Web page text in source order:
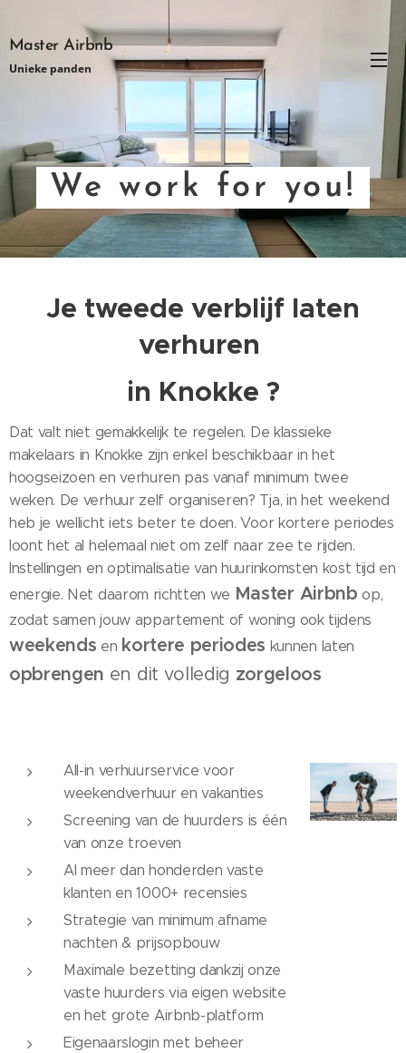
Master Airbnb
Unieke panden
We work for you!
Je tweede verblijf laten
verhuren
in Knokke ?
Dat valt niet gemakkelijk te regelen. De klassieke
makelaars in Knokke zijn enkel beschikbaar in het
hoogseizoen en verhuren pas vanaf minimum twee
weken. De verhuur zelf organiseren? Tja, in het weekend
heb je wellicht iets beter te doen. Voor kortere periodes
loont het al helemaal niet om zelf naar zee te rijden.
Instellingen en optimalisatie van huurinkomsten kost tijd en
energie. Net daarom richtten we Master Airbnb op,
zodat samen jouw appartement of woning ook tijdens
weekends en kortere periodes kunnen laten
opbrengen en dit volledig zorgeloos
All-in verhuurservice voor
weekendverhuur en vakanties
Screening van de huurders is één
van onze troeven
Al meer dan honderden vaste
klanten en 1000+ recensies
Strategie van minimum afname
nachten & prijsopbouw
Maximale bezetting dankzij onze
vaste huurders via eigen website
en het grote Airbnb-platform
Eigenaarslogin met beheer